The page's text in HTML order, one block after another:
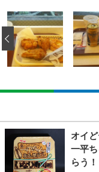
い 跳
キング
ン樹脂
(黒網+
￥5,699
SIHOO
ュチェ
￥
Sezlife
ワーク
EIZO
イト
￥
EIZO
￥
【純正
回使い
￥3,373
x2袋
￥3,234
ネオ・
‹
オイ
一平
らう！